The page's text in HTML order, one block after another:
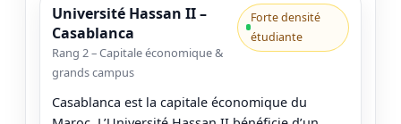
Université Hassan II –
Casablanca
Rang 2 – Capitale économique &
grands campus
Forte densité
étudiante
Casablanca est la capitale économique du